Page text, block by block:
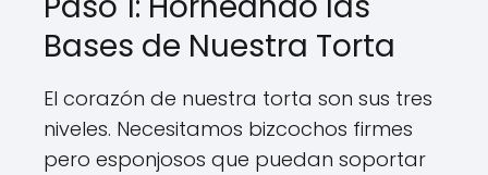
Bases de Nuestra Torta
El corazón de nuestra torta son sus tres
niveles. Necesitamos bizcochos firmes
pero esponjosos que puedan soportar